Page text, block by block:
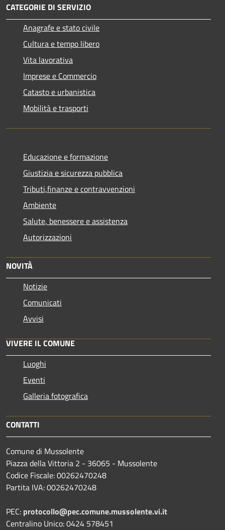
CATEGORIE DI SERVIZIO
Anagrafe e stato civile
Cultura e tempo libero
Vita lavorativa
Imprese e Commercio
Catasto e urbanistica
Mobilità e trasporti
Educazione e formazione
Giustizia e sicurezza pubblica
Tributi,finanze e contravvenzioni
Ambiente
Salute, benessere e assistenza
Autorizzazioni
NOVITÀ
Notizie
Comunicati
Avvisi
VIVERE IL COMUNE
Luoghi
Eventi
Galleria fotografica
CONTATTI
Comune di Mussolente
Piazza della Vittoria 2 - 36065 - Mussolente
Codice Fiscale: 00262470248
Partita IVA: 00262470248
PEC: protocollo@pec.comune.mussolente.vi.it
Centralino Unico: 0424 578451